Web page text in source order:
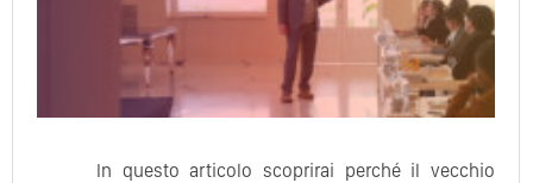
In questo articolo scoprirai perché il vecchio